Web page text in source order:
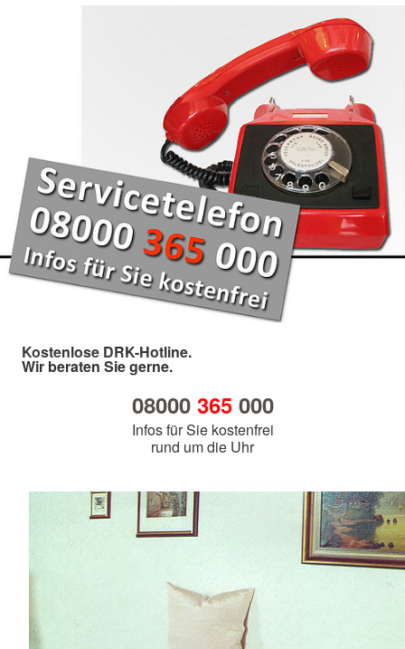
Kostenlose DRK-Hotline.
Wir beraten Sie gerne.
08000 365000
Infos für Sie kostenfrei
rund um die Uhr